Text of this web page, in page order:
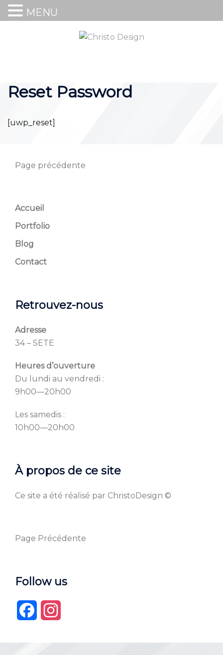
Reset Password
[uwp_reset]
Page précédente
Accueil
Portfolio
Blog
Contact
Retrouvez-nous
Adresse
34 – SETE
Heures d’ouverture
Du lundi au vendredi :
9h00—20h00
Les samedis :
10h00—20h00
À propos de ce site
Ce site a été réalisé par ChristoDesign ©
Page Précédente
Follow us
Facebook
MENU